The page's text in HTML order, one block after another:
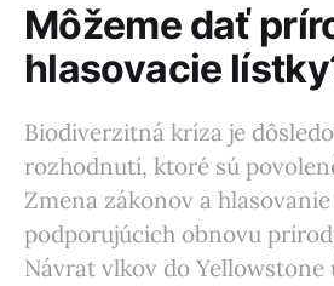
Môžeme dať
hlasovacie
Biodiverzitná kríza je
rozhodnutí, ktoré sú
Zmena zákonov a
podporujúcich obnovu
Návrat vlkov do Yellowstone